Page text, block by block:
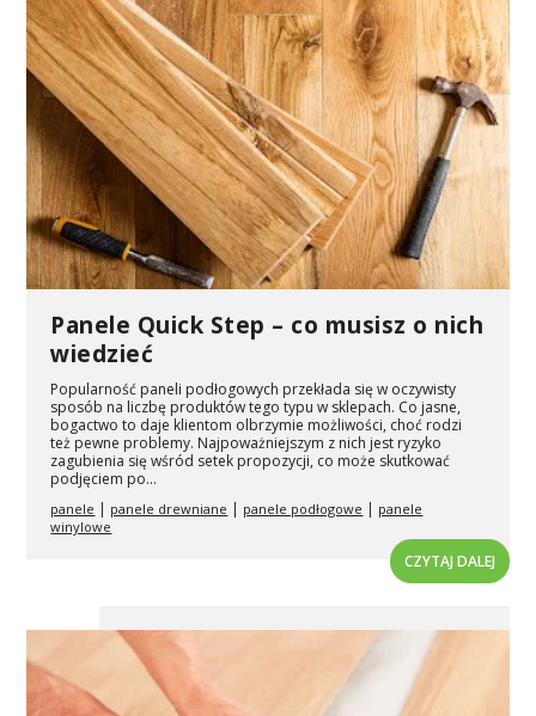
Panele Quick Step – co musisz o nich
wiedzieć
Popularność paneli podłogowych przekłada się w oczywisty
sposób na liczbę produktów tego typu w sklepach. Co jasne,
bogactwo to daje klientom olbrzymie możliwości, choć rodzi
też pewne problemy. Najpoważniejszym z nich jest ryzyko
zagubienia się wśród setek propozycji, co może skutkować
podjęciem po...
panele | panele drewniane | panele podłogowe | panele
winylowe
CZYTAJ DALEJ